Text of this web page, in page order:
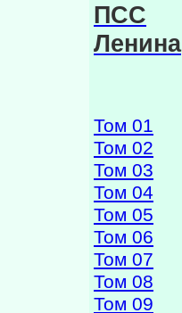
ПСС
Ленина
Том 01
Том 02
Том 03
Том 04
Том 05
Том 06
Том 07
Том 08
Том 09